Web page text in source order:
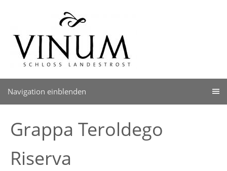
Navigation einblenden
Grappa Teroldego
Riserva